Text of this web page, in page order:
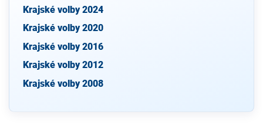
Krajské volby 2024
Krajské volby 2020
Krajské volby 2016
Krajské volby 2012
Krajské volby 2008